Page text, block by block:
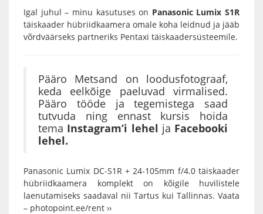
Igal juhul – minu kasutuses on Panasonic Lumix S1R
täiskaader hübriidkaamera omale koha leidnud ja jääb
võrdväärseks partneriks Pentaxi täiskaadersüsteemile.
Pääro Metsand on loodusfotograaf,
keda eelkõige paeluvad virmalised.
Pääro tööde ja tegemistega saad
tutvuda ning ennast kursis hoida
tema Instagram’i lehel ja Facebooki
lehel.
Panasonic Lumix DC-S1R + 24-105mm f/4.0täiskaader
hübriidkaamera komplekt on kõigile huvilistele
laenutamiseks saadaval nii Tartus kui Tallinnas. Vaata
– photopoint.ee/rent ››